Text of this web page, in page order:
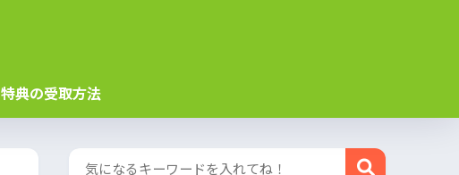
特典の受取方法